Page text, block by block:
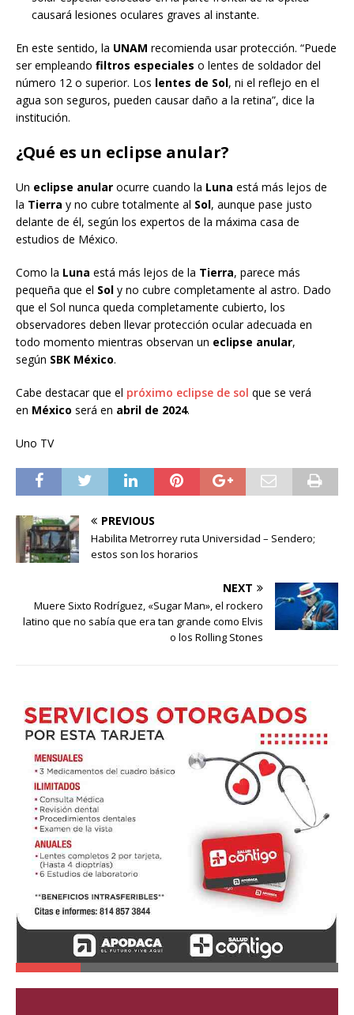
causará lesiones oculares graves al instante.
En este sentido, la UNAM recomienda usar protección. “Puede
ser empleando filtros especiales o lentes de soldador del
número 12 o superior. Los lentes de Sol, ni el reflejo en el
agua son seguros, pueden causar daño a la retina”, dice la
institución.
¿Qué es un eclipse anular?
Un eclipse anular ocurre cuando la Luna está más lejos de
la Tierra y no cubre totalmente al Sol, aunque pase justo
delante de él, según los expertos de la máxima casa de
estudios de México.
Como la Luna está más lejos de la Tierra, parece más
pequeña que el Sol y no cubre completamente al astro. Dado
que el Sol nunca queda completamente cubierto, los
observadores deben llevar protección ocular adecuada en
todo momento mientras observan un eclipse anular,
según SBK México.
Cabe destacar que el próximo eclipse de sol que se verá
en México será en abril de 2024.
Uno TV
PREVIOUS
Habilita Metrorrey ruta Universidad – Sendero;
estos son los horarios
NEXT
Muere Sixto Rodríguez, «Sugar Man», el rockero
latino que no sabía que era tan grande como Elvis
o los Rolling Stones